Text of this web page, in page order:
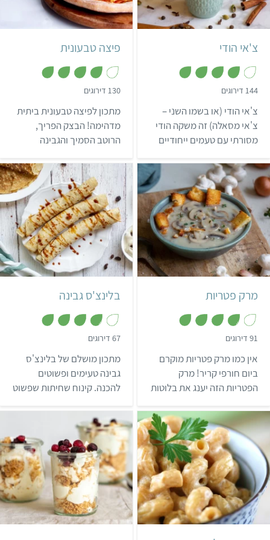
נקודות מכירה לסופגניות
טבעוניות. חג שמח ומתוק!
2 כוסות הודי
צ'אי הודי
144 דירוגים
מ
ת
ו
ך
5
צ'אי הודי (או בשמו השני –
צ'אי מסאלה) זה משקה הודי
מסורתי עם טעמים ייחודיים
אפשר להכין בקלות
ובמהירות, ותוך 10 דקות
הבית יתמלא בניחוח מדהים
של הודו הרחוקה…
פיצה בינונית איטלקי
פיצה טבעונית
130 דירוגים
.
9
מ
ת
ו
מתכון לפיצה טבעונית ביתית
מדהימה! הבצק הפריך,
הרוטב הסמיך והגבינה
מגרה שמתאימה לכל זמן
ולכל אירוע, הבטחה שלנו 😉.
קל שעה ו-5 דקות
4 מנות
מרק פטריות
91 דירוגים
.
8
מ
ת
אין כמו מרק פטריות מוקרם
ביום חורפי קריר! מרק
הפטריות הזה יענג את בלוטות
בחמימות נעימה.
קל 6 בלינצ'ס גדולים
בלינצ'ס גבינה
67 דירוגים
.
8
מ
ת
ו
ך
מתכון מושלם של בלינצ'ס
גבינה טעימים ופשוטים
להכנה. קינוח שחיתות שפשוט
בינוני 40 דקות
2 מנות אמריקאי
20 דקות
10-12 כוסות